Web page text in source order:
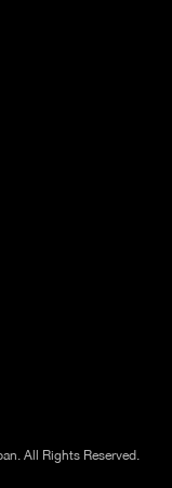
All Rights Reserved.